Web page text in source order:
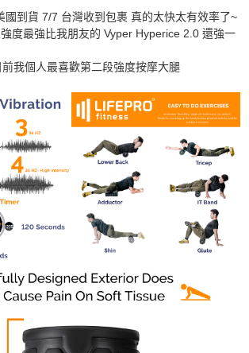
國到貨 7/7 台灣收到包裹 真的太快太有效率了~
度最強比我朋友的 Vyper Hyperice 2.0 還強一
我個人最喜歡第二段強度按摩大腿